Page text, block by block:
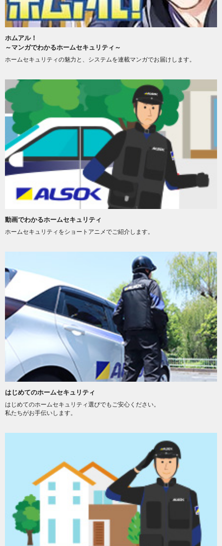
ホムアル！
～マンガでわかるホームセキュリティ～
ホームセキュリティの魅力と、システムを連載マンガでお届けします。
動画でわかるホームセキュリティ
ホームセキュリティをショートアニメでご紹介します。
はじめてのホームセキュリティ
はじめてのホームセキュリティ選びでもご安心ください。
私たちがお手伝いします。